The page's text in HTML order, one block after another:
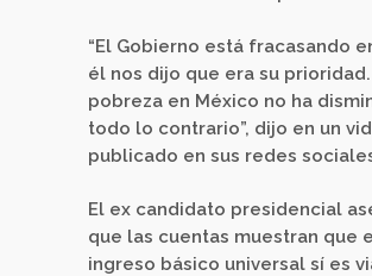
“El Gobierno está fracasando
él nos dijo que era su
pobreza en México no ha
todo lo contrario”, dijo en un
publicado en sus redes
El ex candidato presidencial
que las cuentas muestran que
ingreso básico universal sí es